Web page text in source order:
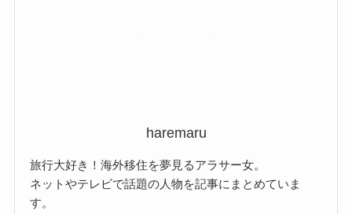
haremaru
旅行大好き！海外移住を夢見るアラサー女。
ネットやテレビで話題の人物を記事にまとめていま
す。